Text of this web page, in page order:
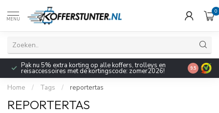
MENU
0
Pak nu 5% extra korting op alle koffers, trolleys en
reisaccessoires met de kortingscode: zomer2026! 9.5
Home / Tags / reportertas
REPORTERTAS